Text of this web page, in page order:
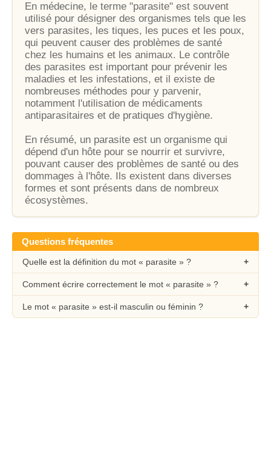
En médecine, le terme "parasite" est souvent
utilisé pour désigner des organismes tels que les
vers parasites, les tiques, les puces et les poux,
qui peuvent causer des problèmes de santé
chez les humains et les animaux. Le contrôle
des parasites est important pour prévenir les
maladies et les infestations, et il existe de
nombreuses méthodes pour y parvenir,
notamment l'utilisation de médicaments
antiparasitaires et de pratiques d'hygiène.
En résumé, un parasite est un organisme qui
dépend d'un hôte pour se nourrir et survivre,
pouvant causer des problèmes de santé ou des
dommages à l'hôte. Ils existent dans diverses
formes et sont présents dans de nombreux
écosystèmes.
Questions fréquentes
Quelle est la définition du mot « parasite » ?
Comment écrire correctement le mot « parasite » ?
Le mot « parasite » est-il masculin ou féminin ?